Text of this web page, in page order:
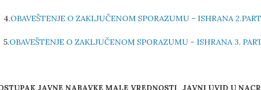
4.OBAVEŠTENJE O ZAKLJUČENOM SPORAZUMU – ISHRANA
5.OBAVEŠTENJE O ZAKLJUČENOM SPORAZUMU – ISHRANA 3.
JAVNE NABAVKE MALE VREDNOSTI
JAVNI UVID U